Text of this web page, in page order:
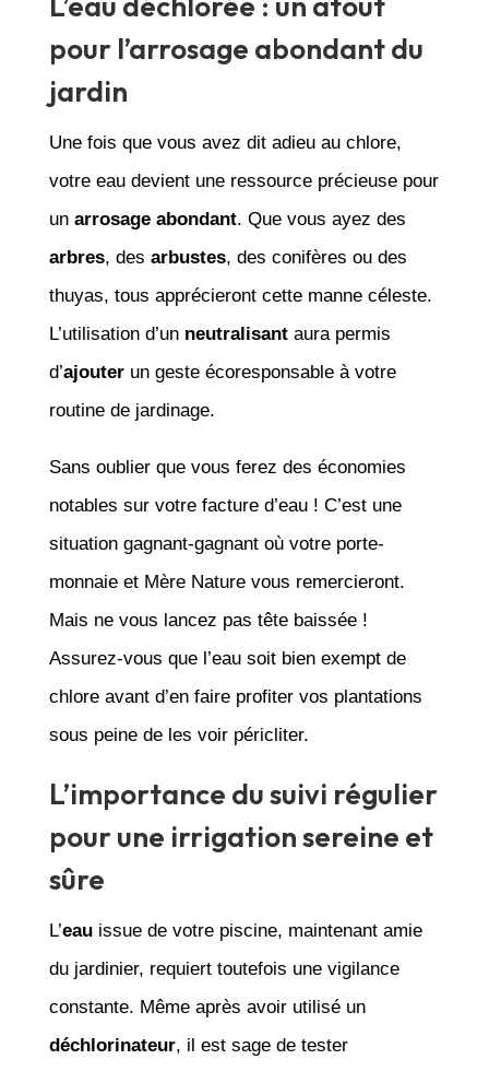
pour l’arrosage abondant du
jardin
Une fois que vous avez dit adieu au chlore,
votre eau devient une ressource précieuse pour
un arrosage abondant. Que vous ayez des
arbres, des arbustes, des conifères ou des
thuyas, tous apprécieront cette manne céleste.
L’utilisation d’un neutralisantaura permis
d’ajouterun geste écoresponsable à votre
routine de jardinage.
Sans oublier que vous ferez des économies
notables sur votre facture d’eau ! C’est une
situation gagnant-gagnant où votre porte-
monnaie et Mère Nature vous remercieront.
Mais ne vous lancez pas tête baissée !
Assurez-vous que l’eau soit bien exempt de
chlore avant d’en faire profiter vos plantations
sous peine de les voir péricliter.
L’importance du suivi régulier
pour une irrigation sereine et
sûre
L’eauissue de votre piscine, maintenant amie
du jardinier, requiert toutefois une vigilance
constante. Même après avoir utilisé un
déchlorinateur, il est sage de tester